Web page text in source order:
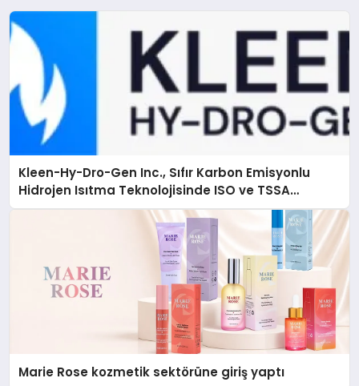
Kleen-Hy-Dro-Gen Inc., Sıfır Karbon Emisyonlu
Hidrojen Isıtma Teknolojisinde ISO ve TSSA
Düzenleyici Onaylarını Aldı
Marie Rose kozmetik sektörüne giriş yaptı